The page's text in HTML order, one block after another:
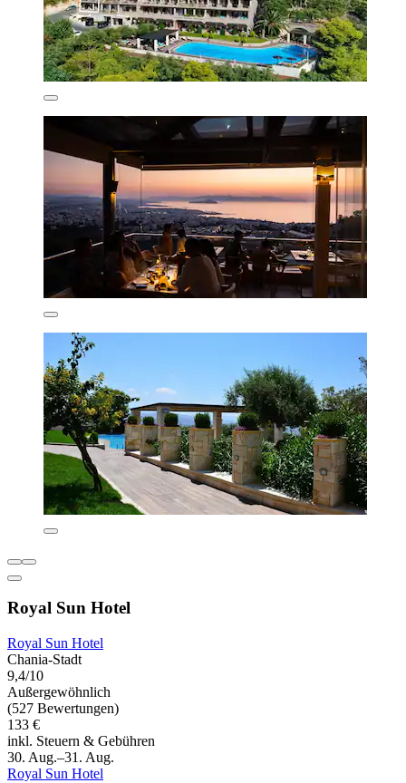
Royal Sun Hotel
Royal Sun Hotel
Chania-Stadt
9,4/10
Außergewöhnlich
(527 Bewertungen)
133 €
inkl. Steuern & Gebühren
30. Aug.–31. Aug.
Royal Sun Hotel